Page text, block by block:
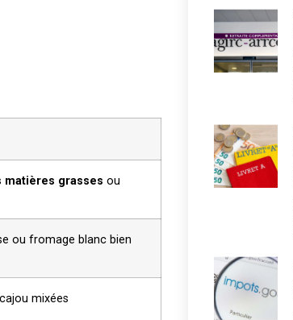
matières grasses ou
ou fromage blanc bien
mixées